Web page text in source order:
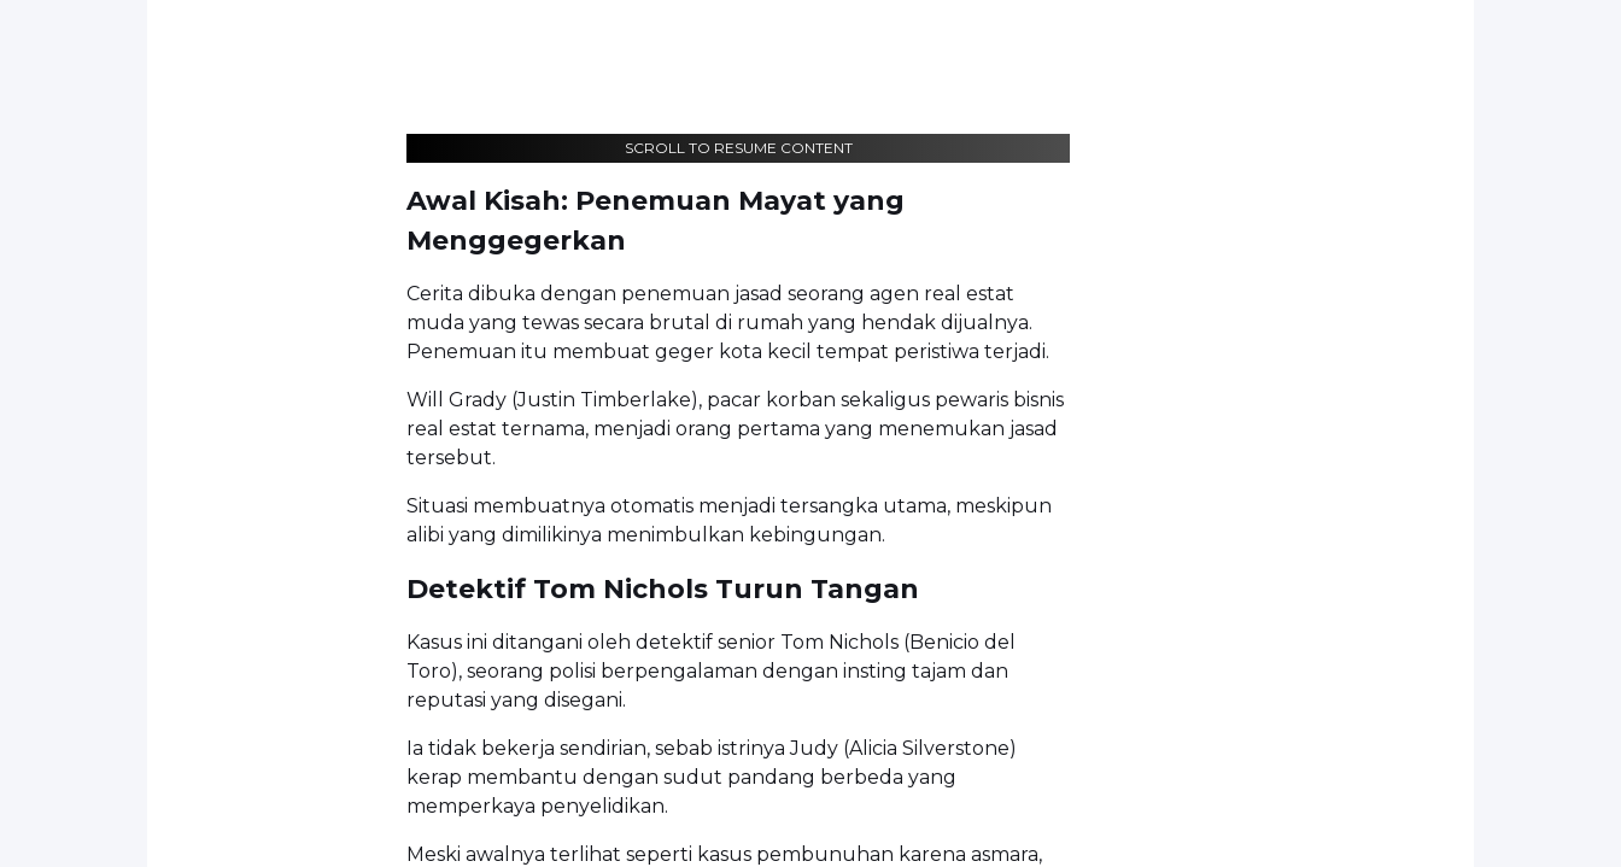
SCROLL TO RESUME CONTENT
Awal Kisah: Penemuan Mayat yang
Menggegerkan
Cerita dibuka dengan penemuan jasad seorang agen real estat
muda yang tewas secara brutal di rumah yang hendak dijualnya.
Penemuan itu membuat geger kota kecil tempat peristiwa terjadi.
Will Grady (Justin Timberlake), pacar korban sekaligus pewaris bisnis
real estat ternama, menjadi orang pertama yang menemukan jasad
tersebut.
Situasi membuatnya otomatis menjadi tersangka utama, meskipun
alibi yang dimilikinya menimbulkan kebingungan.
Detektif Tom Nichols Turun Tangan
Kasus ini ditangani oleh detektif senior Tom Nichols (Benicio del
Toro), seorang polisi berpengalaman dengan insting tajam dan
reputasi yang disegani.
Ia tidak bekerja sendirian, sebab istrinya Judy (Alicia Silverstone)
kerap membantu dengan sudut pandang berbeda yang
memperkaya penyelidikan.
Meski awalnya terlihat seperti kasus pembunuhan karena asmara,